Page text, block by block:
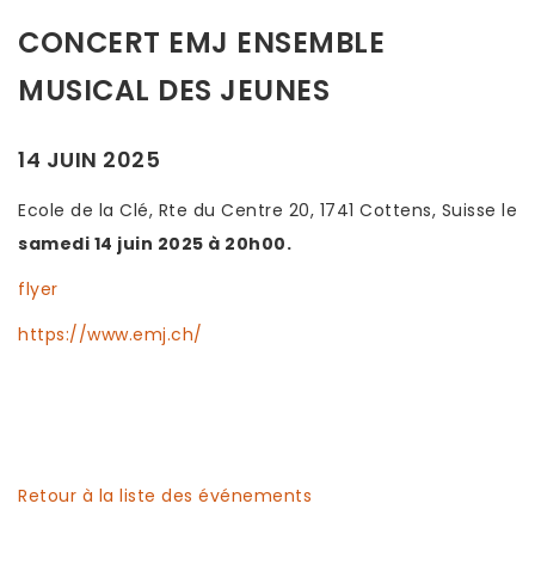
CONCERT EMJ ENSEMBLE
MUSICAL DES JEUNES
14 JUIN 2025
Ecole de la Clé, Rte du Centre 20, 1741 Cottens, Suisse le
samedi 14 juin 2025 à 20h00.
flyer
https://www.emj.ch/
Retour à la liste des événements